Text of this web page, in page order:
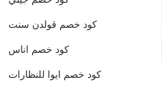
كود خصم قولدن سنت
كود خصم اناس
كود خصم ايوا للنظارات